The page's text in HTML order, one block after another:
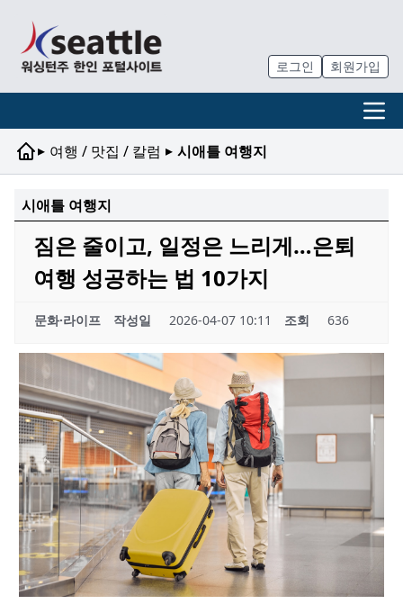
로그인 회원가입
▸ 여행 / 맛집 / 칼럼 ▸ 시애틀 여행지
시애틀 여행지
짐은 줄이고, 일정은 느리게…은퇴
여행 성공하는 법 10가지
문화·라이프 작성일 2026-04-07 10:11 조회 636